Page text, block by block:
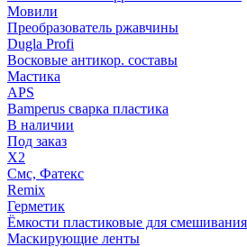
Мовили
Преобразователь ржавчины
Dugla Profi
Восковые антикор. составы
Мастика
APS
Bamperus сварка пластика
В наличии
Под заказ
X2
Смс, Фатекс
Remix
Герметик
Ёмкости пластиковые для
Маскирующие ленты